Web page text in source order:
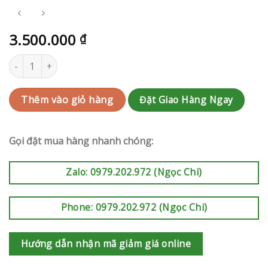
3.500.000 ₫
Lan Hồ Điệp Mừng Khai Trương | LKT9 số lượng
Thêm vào giỏ hàng Đặt Giao Hàng Ngay
Gọi đặt mua hàng nhanh chóng:
Zalo: 0979.202.972 (Ngọc Chi)
Phone: 0979.202.972 (Ngọc Chi)
Hướng dẫn nhận mã giảm giá online